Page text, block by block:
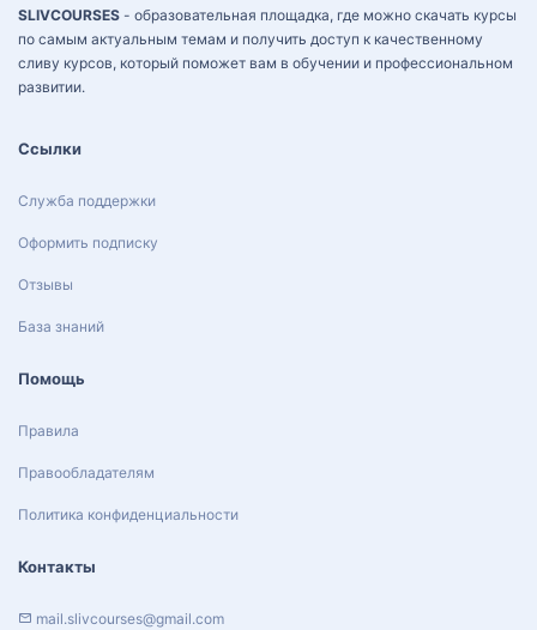
SLIVCOURSES - образовательная площадка, где можно скачать курсы
по самым актуальным темам и получить доступ к качественному
сливу курсов, который поможет вам в обучении и профессиональном
развитии.
Ссылки
Служба поддержки
Оформить подписку
Отзывы
База знаний
Помощь
Правила
Правообладателям
Политика конфиденциальности
Контакты
mail.slivcourses@gmail.com